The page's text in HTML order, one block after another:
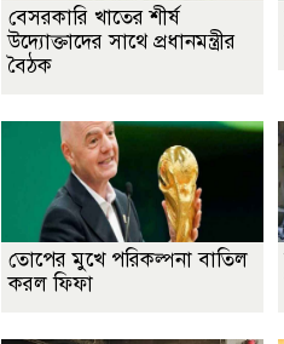
বেসরকারি খাতের শীর্ষ
উদ্যোক্তাদের সাথে প্রধানমন্ত্রীর
বৈঠক
তোপের মুখে পরিকল্পনা বাতিল
করল ফিফা